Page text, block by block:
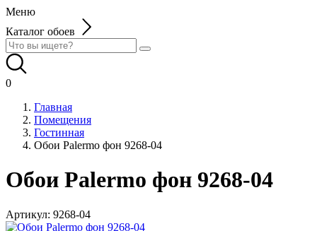
Меню
Каталог обоев
0
Главная
Помещения
Гостинная
Обои Palermo фон 9268-04
Обои Palermo фон 9268-04
Артикул: 9268-04